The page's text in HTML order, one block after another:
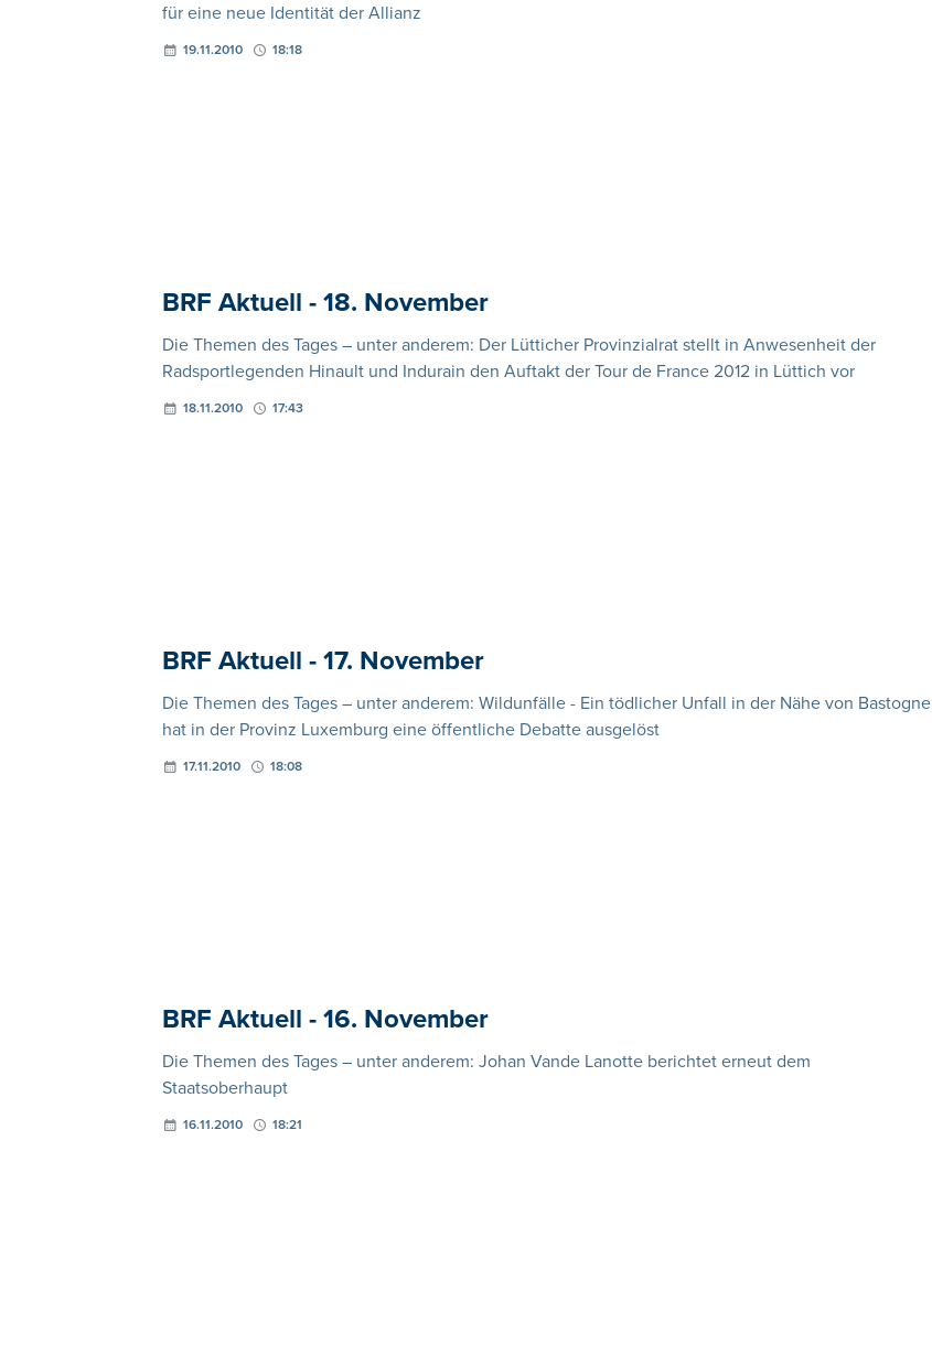
für eine neue Identität der Allianz
19.11.2010 18:18
BRF Aktuell - 18. November
Die Themen des Tages – unter anderem: Der Lütticher Provinzialrat stellt in Anwesenheit der
Radsportlegenden Hinault und Indurain den Auftakt der Tour de France 2012 in Lüttich vor
18.11.2010 17:43
BRF Aktuell - 17. November
Die Themen des Tages – unter anderem: Wildunfälle - Ein tödlicher Unfall in der Nähe von Bastogne
hat in der Provinz Luxemburg eine öffentliche Debatte ausgelöst
17.11.2010 18:08
BRF Aktuell - 16. November
Die Themen des Tages – unter anderem: Johan Vande Lanotte berichtet erneut dem
Staatsoberhaupt
16.11.2010 18:21